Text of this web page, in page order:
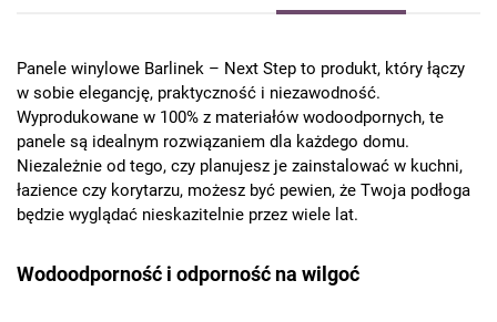
Panele winylowe Barlinek – Next Step to produkt, który łączy
w sobie elegancję, praktyczność i niezawodność.
Wyprodukowane w 100% z materiałów wodoodpornych, te
panele są idealnym rozwiązaniem dla każdego domu.
Niezależnie od tego, czy planujesz je zainstalować w kuchni,
łazience czy korytarzu, możesz być pewien, że Twoja podłoga
będzie wyglądać nieskazitelnie przez wiele lat.
Wodoodporność i odporność na wilgoć